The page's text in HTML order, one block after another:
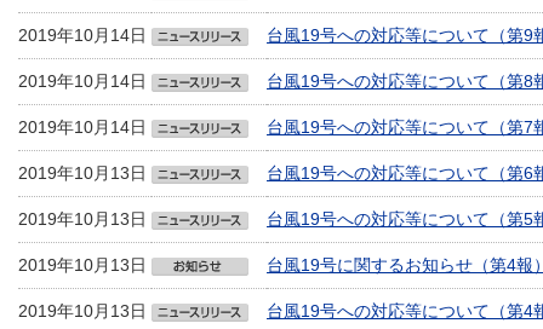
2019年10月14日 台風19号への対応等について（第9
2019年10月14日 台風19号への対応等について（第8
2019年10月14日 台風19号への対応等について（第7
2019年10月13日 台風19号への対応等について（第6
2019年10月13日 台風19号への対応等について（第5
2019年10月13日 台風19号に関するお知らせ（第4報
2019年10月13日 台風19号への対応等について（第4